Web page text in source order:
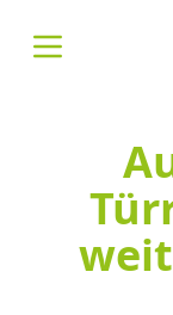
Menü öffnen